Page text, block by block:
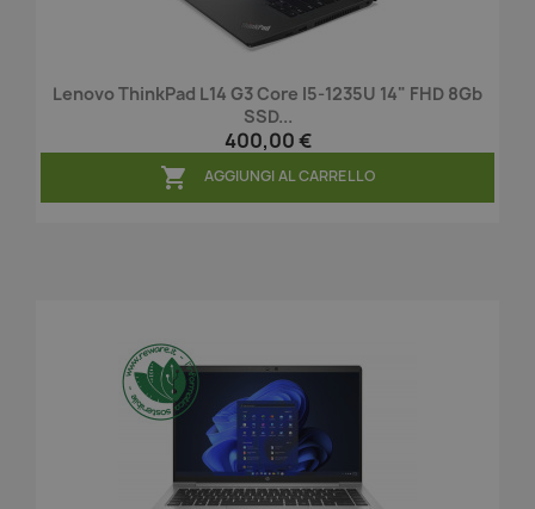
Lenovo ThinkPad L14 G3 Core I5-1235U 14" FHD 8Gb
SSD...
400,00 €
 AGGIUNGI AL CARRELLO